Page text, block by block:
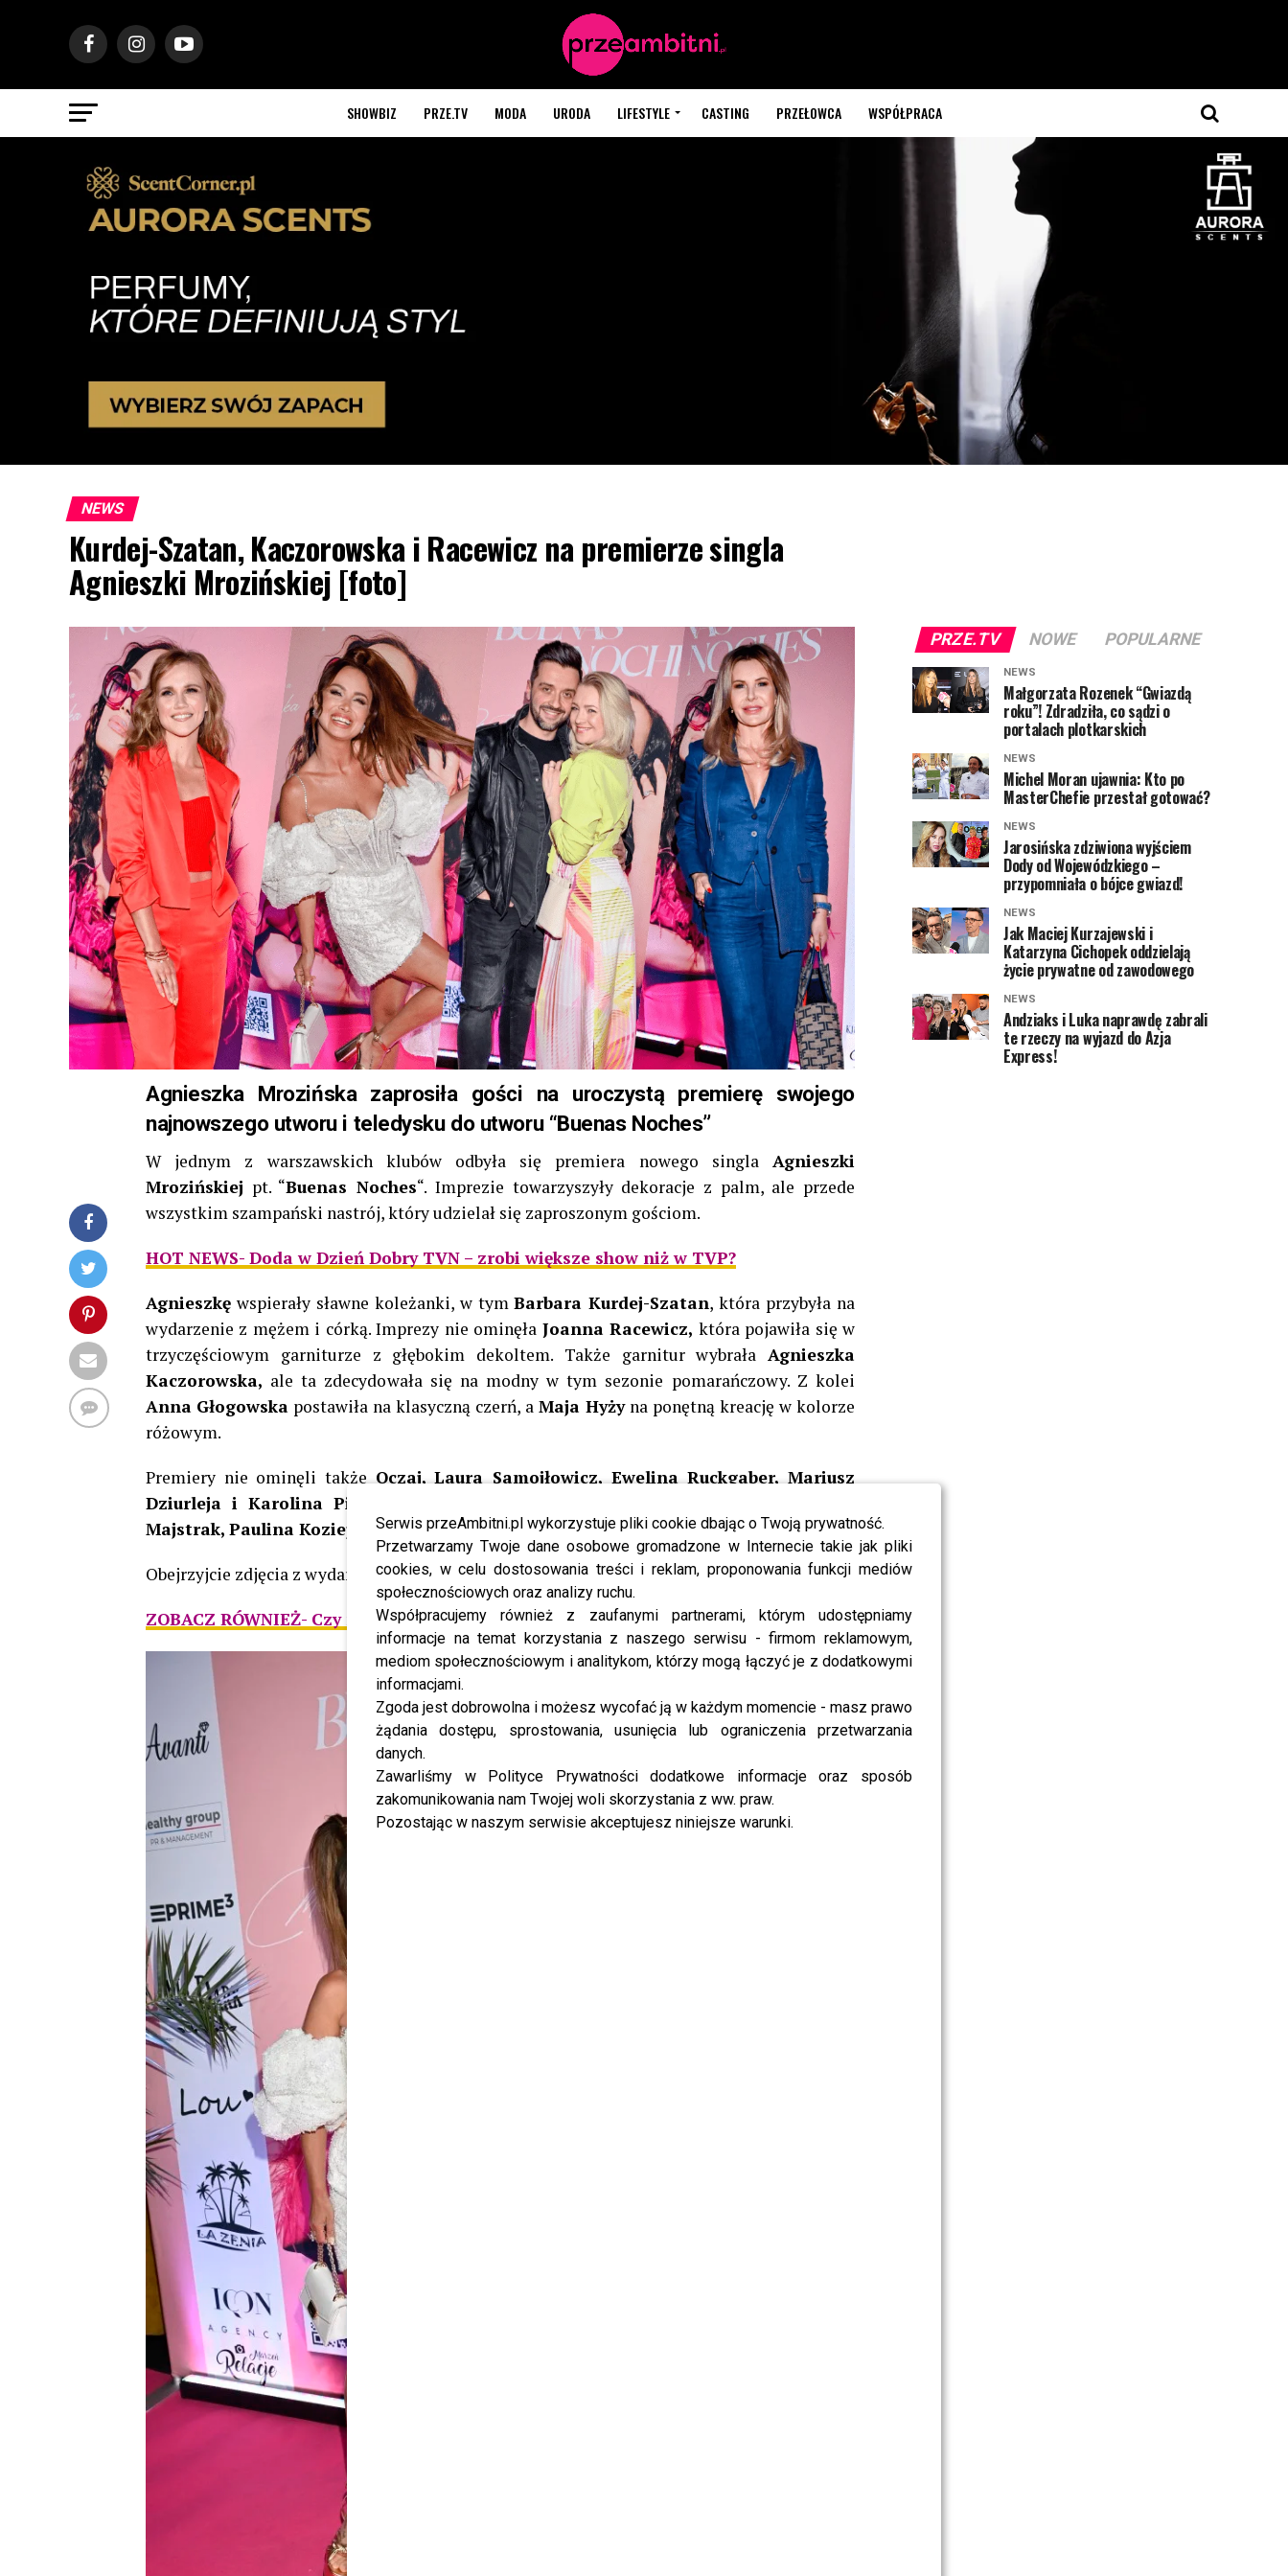
Serwis przeAmbitni.pl wykorzystuje pliki cookie dbając o Twoją prywatność.
Przetwarzamy Twoje dane osobowe gromadzone w Internecie takie jak pliki
cookies, w celu dostosowania treści i reklam, proponowania funkcji mediów
społecznościowych oraz analizy ruchu.
Współpracujemy również z zaufanymi partnerami, którym udostępniamy
informacje na temat korzystania z naszego serwisu - firmom reklamowym,
mediom społecznościowym i analitykom, którzy mogą łączyć je z dodatkowymi
informacjami.
Zgoda jest dobrowolna i możesz wycofać ją w każdym momencie - masz prawo
żądania dostępu, sprostowania, usunięcia lub ograniczenia przetwarzania
danych.
Zawarliśmy w Polityce Prywatności dodatkowe informacje oraz sposób
zakomunikowania nam Twojej woli skorzystania z ww. praw.
Pozostając w naszym serwisie akceptujesz niniejsze warunki.
SHOWBIZ PRZE.TV MODA URODA LIFESTYLE CASTING PRZEŁOWCA WSPÓŁPRACA
NEWS
Kurdej-Szatan, Kaczorowska i Racewicz na premierze singla
Agnieszki Mrozińskiej [foto]
Agnieszka Mrozińska zaprosiła gości na uroczystą premierę swojego
najnowszego utworu i teledysku do utworu “Buenas Noches”
W jednym z warszawskich klubów odbyła się premiera nowego singla Agnieszki
Mrozińskiej pt. “Buenas Noches“. Imprezie towarzyszyły dekoracje z palm, ale przede
wszystkim szampański nastrój, który udzielał się zaproszonym gościom.
HOT NEWS- Doda w Dzień Dobry TVN – zrobi większe show niż w TVP?
Agnieszkę wspierały sławne koleżanki, w tymBarbara Kurdej-Szatan, która przybyła na
wydarzenie z mężem i córką. Imprezy nie ominęła Joanna Racewicz, która pojawiła się w
trzyczęściowym garniturze z głębokim dekoltem. Także garnitur wybrała Agnieszka
Kaczorowska, ale ta zdecydowała się na modny w tym sezonie pomarańczowy. Z kolei
Anna Głogowska postawiła na klasyczną czerń, a Maja Hyżyna ponętną kreację w kolorze
różowym.
Premiery nie ominęli także Qczaj, Laura Samojłowicz, Ewelina Ruckgaber, Mariusz
Dziurleja i Karolina Pilarczyk, Wiganna Papina, Tomasz Ciachorowski, Joanna
Majstrak, Paulina Koziejowska czy Eliza Gwiazda.
Obejrzyjcie zdjęcia z wydarzenia!
ZOBACZ RÓWNIEŻ- Czy następna polska aktorka zagra u boku Brada Pitta?
PRZE.TV NOWE POPULARNE
NEWS
Małgorzata Rozenek “Gwiazdą
roku”! Zdradziła, co sądzi o
portalach plotkarskich
NEWS
Michel Moran ujawnia: Kto po
MasterChefie przestał gotować?
NEWS
Jarosińska zdziwiona wyjściem
Dody od Wojewódzkiego –
przypomniała o bójce gwiazd!
NEWS
Jak Maciej Kurzajewski i
Katarzyna Cichopek oddzielają
życie prywatne od zawodowego
NEWS
Andziaks i Luka naprawdę zabrali
te rzeczy na wyjazd do Azja
Express!